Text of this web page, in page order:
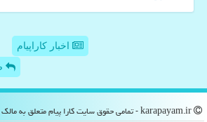
اخبار کاراپیام